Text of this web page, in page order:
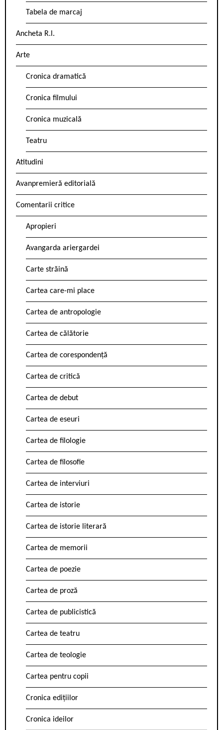
Tabela de marcaj
Ancheta R.l.
Arte
Cronica dramatică
Cronica filmului
Cronica muzicală
Teatru
Atitudini
Avanpremieră editorială
Comentarii critice
Apropieri
Avangarda ariergardei
Carte străină
Cartea care-mi place
Cartea de antropologie
Cartea de călătorie
Cartea de corespondență
Cartea de critică
Cartea de debut
Cartea de eseuri
Cartea de filologie
Cartea de filosofie
Cartea de interviuri
Cartea de istorie
Cartea de istorie literară
Cartea de memorii
Cartea de poezie
Cartea de proză
Cartea de publicistică
Cartea de teatru
Cartea de teologie
Cartea pentru copii
Cronica edițiilor
Cronica ideilor